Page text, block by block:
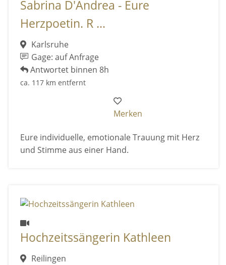
Sabrina D'Andrea - Eure
Herzpoetin. R ...
Karlsruhe
Gage: auf Anfrage
Antwortet binnen 8h
ca. 117 km entfernt
Merken
Eure individuelle, emotionale Trauung mit Herz
und Stimme aus einer Hand.
Hochzeitssängerin Kathleen
Reilingen